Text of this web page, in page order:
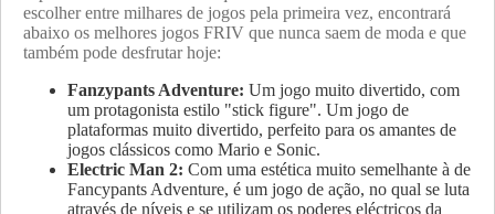
escolher entre milhares de jogos pela primeira vez, encontrará
abaixo os melhores jogos FRIV que nunca saem de moda e que
também pode desfrutar hoje:
Fanzypants Adventure: Um jogo muito divertido, com
um protagonista estilo "stick figure". Um jogo de
plataformas muito divertido, perfeito para os amantes de
jogos clássicos como Mario e Sonic.
Electric Man 2: Com uma estética muito semelhante à de
Fancypants Adventure, é um jogo de ação, no qual se luta
através de níveis e se utilizam os poderes eléctricos da